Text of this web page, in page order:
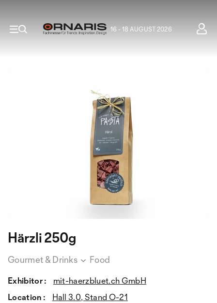
16 - 18 AUGUST 2026
Härzli 250g
Gourmet & Drinks Food
Exhibitor :
mit-haerzbluet.ch GmbH
Location :
Hall 3.0, Stand O-21